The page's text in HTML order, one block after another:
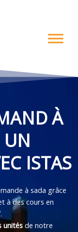
À
UN
ISTAS
à sada grâce
à des cours en
unitésde notre